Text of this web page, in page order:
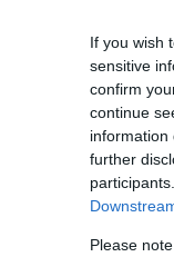
If you wish
sensitive
confirm
continue
information
further
Please
ντεμπούτο
, μια από